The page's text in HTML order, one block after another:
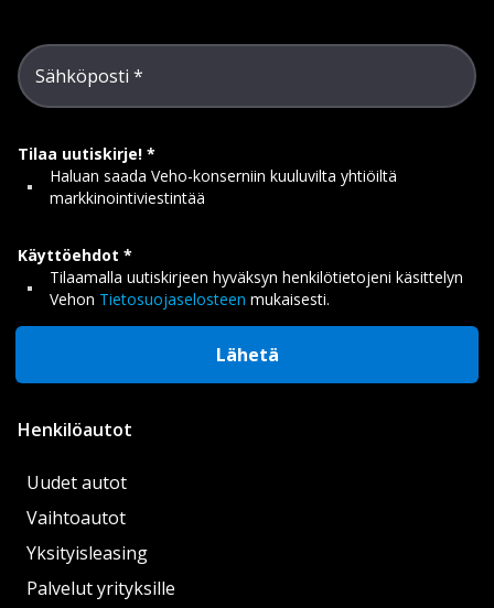
Sähköposti
Tilaa uutiskirje!
Haluan saada Veho-konserniin kuuluvilta yhtiöiltä
markkinointiviestintää
Käyttöehdot
Tilaamalla uutiskirjeen hyväksyn henkilötietojeni käsittelyn
Vehon Tietosuojaselosteen mukaisesti.
Lähetä
Henkilöautot
Uudet autot
Vaihtoautot
Yksityisleasing
Palvelut yrityksille